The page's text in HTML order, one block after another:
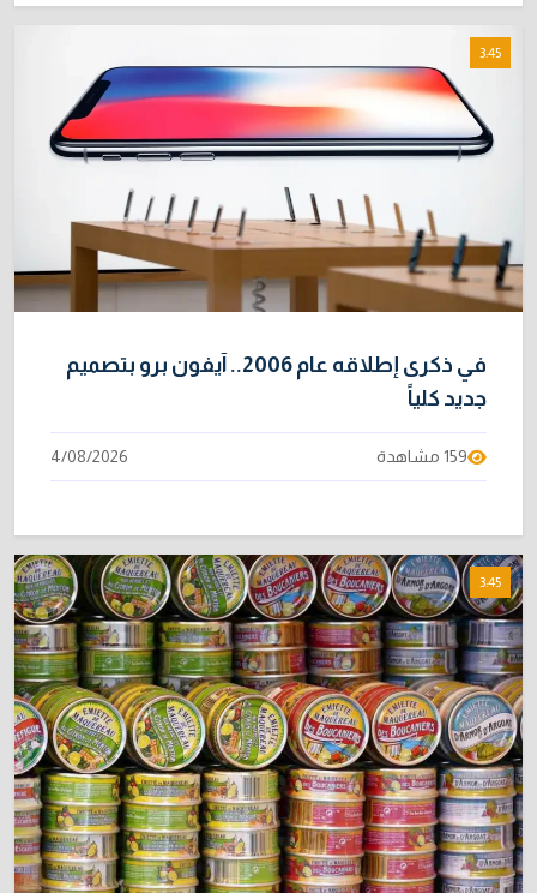
3:45
في ذكرى إطلاقه عام 2006.. آيفون برو بتصميم
جديد كلياً
159 مشاهدة 4/08/2026
3:45